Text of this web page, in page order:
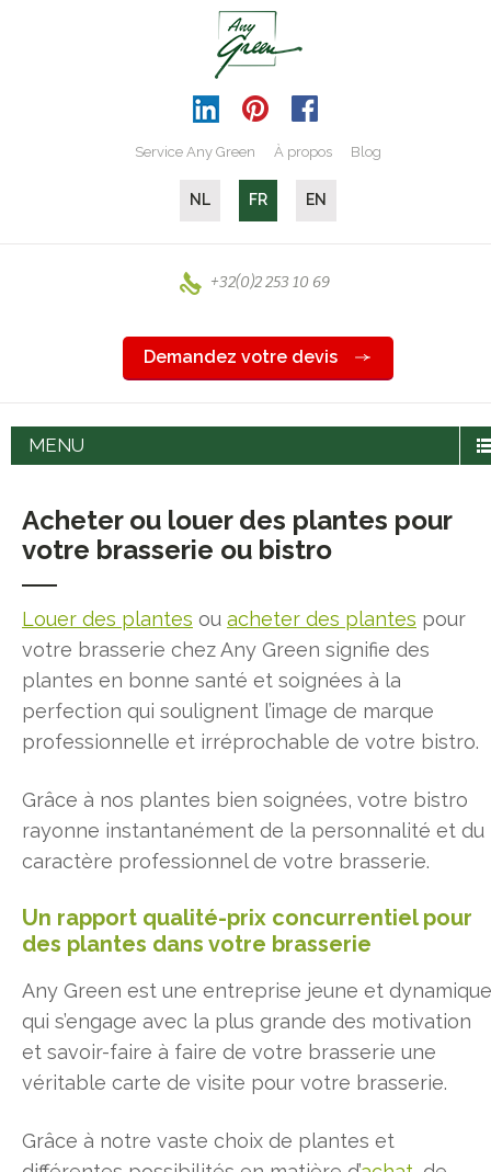
Service Any Green À propos Blog
NL FR EN
+32(0)2 253 10 69
Demandez votre devis
MENU
Acheter ou louer des plantes pour
votre brasserie ou bistro
Louer des plantes ou acheter des plantes pour
votre brasserie chez Any Green signifie des
plantes en bonne santé et soignées à la
perfection qui soulignent l’image de marque
professionnelle et irréprochable de votre bistro.
Grâce à nos plantes bien soignées, votre bistro
rayonne instantanément de la personnalité et du
caractère professionnel de votre brasserie.
Un rapport qualité-prix concurrentiel pour
des plantes dans votre brasserie
Any Green est une entreprise jeune et dynamique
qui s’engage avec la plus grande des motivation
et savoir-faire à faire de votre brasserie une
véritable carte de visite pour votre brasserie.
Grâce à notre vaste choix de plantes et